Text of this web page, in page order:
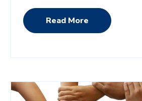
Read More